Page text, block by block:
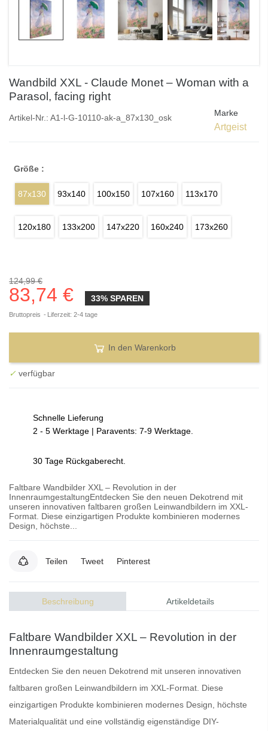
Wandbild XXL - Claude Monet – Woman with a
Parasol, facing right
Artikel-Nr.: A1-l-G-10110-ak-a_87x130_osk Marke
Artgeist
Größe :
87x130 93x140 100x150 107x160 113x170
120x180 133x200 147x220 160x240 173x260
124,99 €
83,74 € 33% SPAREN
Bruttopreis Liferzeit: 2-4 tage
In den Warenkorb
✓ verfügbar
Schnelle Lieferung
2 - 5 Werktage | Paravents: 7-9 Werktage.
30 Tage Rückgaberecht.
Faltbare Wandbilder XXL – Revolution in der
InnenraumgestaltungEntdecken Sie den neuen Dekotrend mit
unseren innovativen faltbaren großen Leinwandbildern im XXL-
Format. Diese einzigartigen Produkte kombinieren modernes
Design, höchste...
Teilen Tweet Pinterest
Beschreibung Artikeldetails
Faltbare Wandbilder XXL – Revolution in der
Innenraumgestaltung
Entdecken Sie den neuen Dekotrend mit unseren innovativen
faltbaren großen Leinwandbildern im XXL-Format. Diese
einzigartigen Produkte kombinieren modernes Design, höchste
Materialqualität und eine vollständig eigenständige DIY-